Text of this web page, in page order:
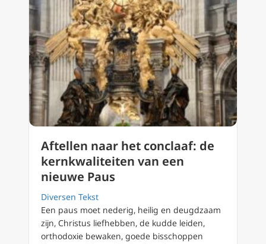
Aftellen naar het conclaaf: de
kernkwaliteiten van een
nieuwe Paus
Diversen Tekst
Een paus moet nederig, heilig en deugdzaam
zijn, Christus liefhebben, de kudde leiden,
orthodoxie bewaken, goede bisschoppen